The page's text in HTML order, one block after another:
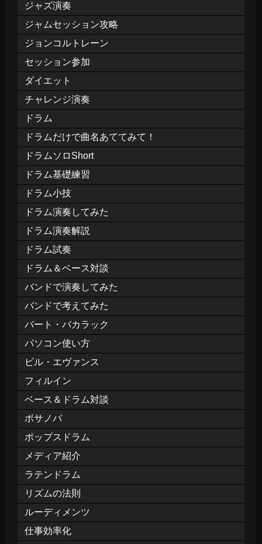
ジャズ演奏
ジャムセッション攻略
ジョンコルトレーン
セッション参加
ダイエット
チャレンジ演奏
ドラム
ドラムだけで曲名あててみて！
ドラムソロShort
ドラム基礎練習
ドラム小技
ドラム演奏してみた
ドラム演奏解説
ドラム試奏
ドラム＆ベース対談
バンドで演奏してみた
バンドで考えてみた
バート・バカラック
パソコン使い方
ビル・エヴァンス
フィルイン
ベース＆ドラム対談
ボサノバ
ポップスドラム
メディア紹介
ラテンドラム
リズムの法則
ルーディメンツ
仕事効率化